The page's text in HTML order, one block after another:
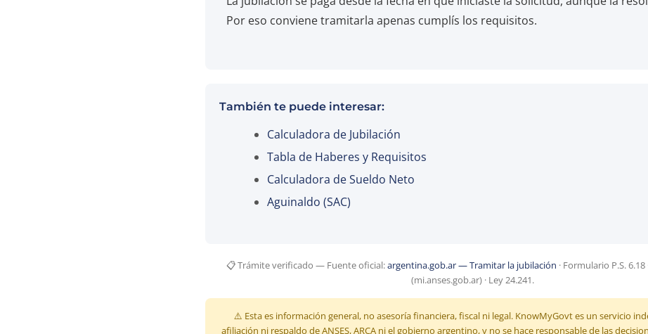
Por eso conviene tramitarla apenas cumplís los requisitos.
También te puede interesar:
Calculadora de Jubilación
Tabla de Haberes y Requisitos
Calculadora de Sueldo Neto
Aguinaldo (SAC)
📋 Trámite verificado — Fuente oficial:argentina.gob.ar — Tramitar la jubilación · Formulario P.S.
(mi.anses.gob.ar) · Ley 24.241.
⚠️ Esta es información general, no asesoría financiera, fiscal ni legal. KnowMyGovt es un servicio
afiliación ni respaldo de ANSES, ARCA ni el gobierno argentino, y no se hace responsable de las